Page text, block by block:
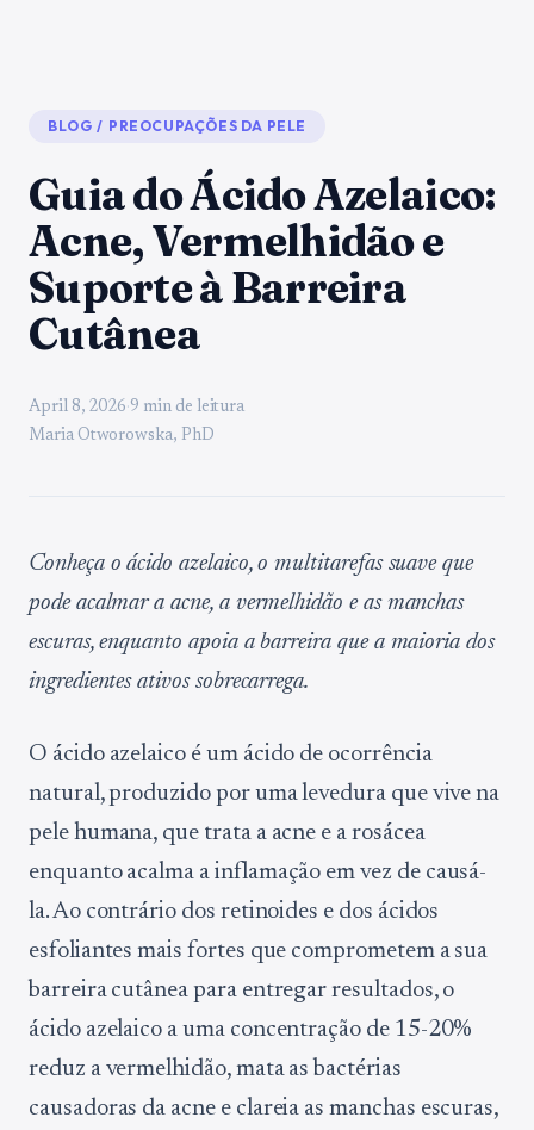
BLOG / PREOCUPAÇÕES DA PELE
Guia do Ácido Azelaico:
Acne, Vermelhidão e
Suporte à Barreira
Cutânea
April 8, 2026·9 min de leitura
Maria Otworowska, PhD
Conheça o ácido azelaico, o multitarefas suave que
pode acalmar a acne, a vermelhidão e as manchas
escuras, enquanto apoia a barreira que a maioria dos
ingredientes ativos sobrecarrega.
O ácido azelaico é um ácido de ocorrência
natural, produzido por uma levedura que vive na
pele humana, que trata a acne e a rosácea
enquanto acalma a inflamação em vez de causá-
la. Ao contrário dos retinoides e dos ácidos
esfoliantes mais fortes que comprometem a sua
barreira cutânea para entregar resultados, o
ácido azelaico a uma concentração de 15-20%
reduz a vermelhidão, mata as bactérias
causadoras da acne e clareia as manchas escuras,